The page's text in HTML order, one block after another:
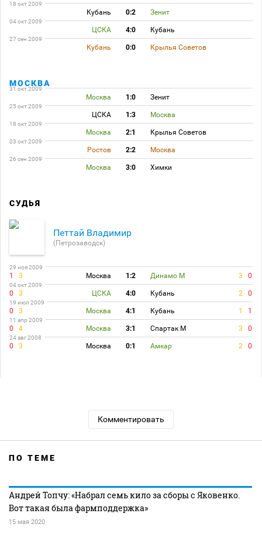
18 окт 2009
Кубань 0:2 Зенит
04 окт 2009
ЦСКА 4:0 Кубань
27 сен 2009
Кубань 0:0 Крылья Советов
МОСКВА
31 окт 2009
Москва 1:0 Зенит
25 окт 2009
ЦСКА 1:3 Москва
18 окт 2009
Москва 2:1 Крылья Советов
03 окт 2009
Ростов 2:2 Москва
26 сен 2009
Москва 3:0 Химки
СУДЬЯ
Петтай Владимир
(Петрозаводск)
29 ноя 2009
1 3 Москва 1:2 Динамо М 3 0
04 окт 2009
0 3 ЦСКА 4:0 Кубань 2 0
19 июл 2009
0 3 Москва 4:1 Кубань 1 1
11 апр 2009
0 4 Москва 3:1 Спартак М 3 0
24 авг 2008
0 3 Москва 0:1 Амкар 2 0
Комментировать
ПО ТЕМЕ
Андрей Топчу: «Набрал семь кило за сборы с Яковенко.
Вот такая была фармподдержка»
15 мая 2020